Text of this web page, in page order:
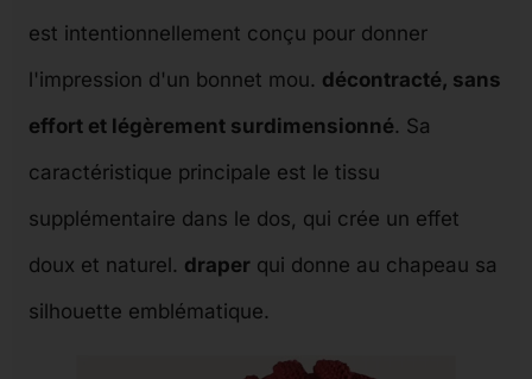
est intentionnellement conçu pour donner
l'impression d'un bonnet mou. décontracté, sans
effort et légèrement surdimensionné. Sa
caractéristique principale est le tissu
supplémentaire dans le dos, qui crée un effet
doux et naturel. draper qui donne au chapeau sa
silhouette emblématique.